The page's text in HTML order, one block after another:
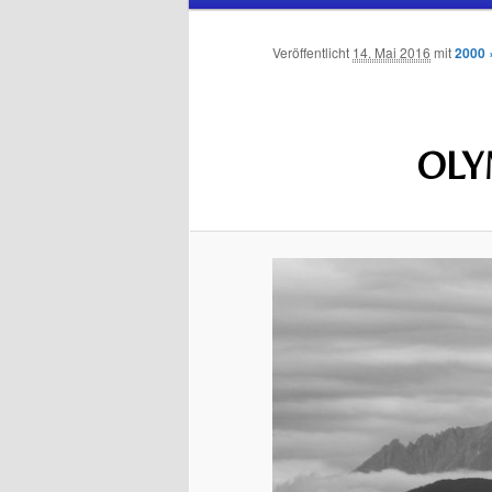
Inhalt
sekundären
Veröffentlicht 14. Mai 2016 mit2000